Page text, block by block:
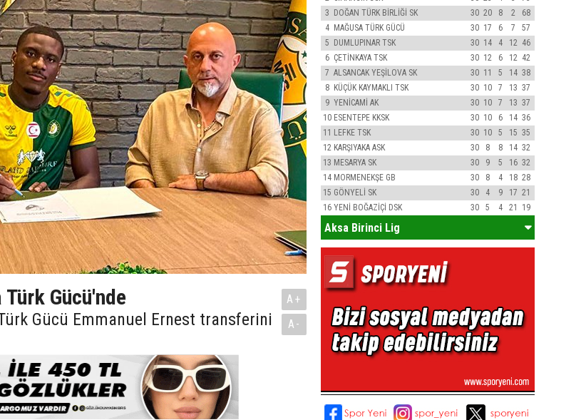
Gücü'nde
Gücü Emmanuel Ernest transferini
A+
A-
3 DOĞAN TÜRK BİRLİĞİ SK 30 20 8 2
68
4 MAĞUSA TÜRK GÜCÜ 30 17 6 7
57
5 DUMLUPINAR TSK 30 14 4 12 46
6 ÇETİNKAYA TSK 30 12 6 12 42
7 ALSANCAK YEŞİLOVA SK 30 11 5 14 38
8 KÜÇÜK KAYMAKLI TSK 30 10 7 13 37
9 YENİCAMİ AK 30 10 7 13 37
10 ESENTEPE KKSK 30 10 6 14 36
11 LEFKE TSK 30 10 5 15 35
12 KARŞIYAKA ASK 30 8 8 14 32
13 MESARYA SK 30 9 5 16 32
14 MORMENEKŞE GB 30 8 4 18 28
15 GÖNYELİ SK 30 4 9 17 21
16 YENİ BOĞAZİÇİ DSK 30 5 4 21 19
Aksa Birinci Lig